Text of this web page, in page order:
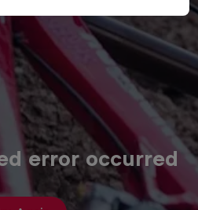
error occurred